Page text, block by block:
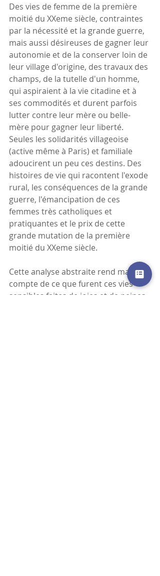
Des vies de femme de la première
moitié du XXeme siècle, contraintes
par la nécessité et la grande guerre,
mais aussi désireuses de gagner leur
autonomie et de la conserver loin de
leur village d'origine, des travaux des
champs, de la tutelle d'un homme,
qui aspiraient à la vie citadine et à
ses commodités et durent parfois
lutter contre leur mère ou belle-
mère pour gagner leur liberté.
Seules les solidarités villageoise
(active même à Paris) et familiale
adoucirent un peu ces destins. Des
histoires de vie qui racontent l'exode
rural, les conséquences de la grande
guerre, l'émancipation de ces
femmes très catholiques et
pratiquantes et le prix de cette
grande mutation de la première
moitié du XXeme siècle.
Cette analyse abstraite rend mal
compte de ce que furent ces vies
sensibles faites de joies et de peines